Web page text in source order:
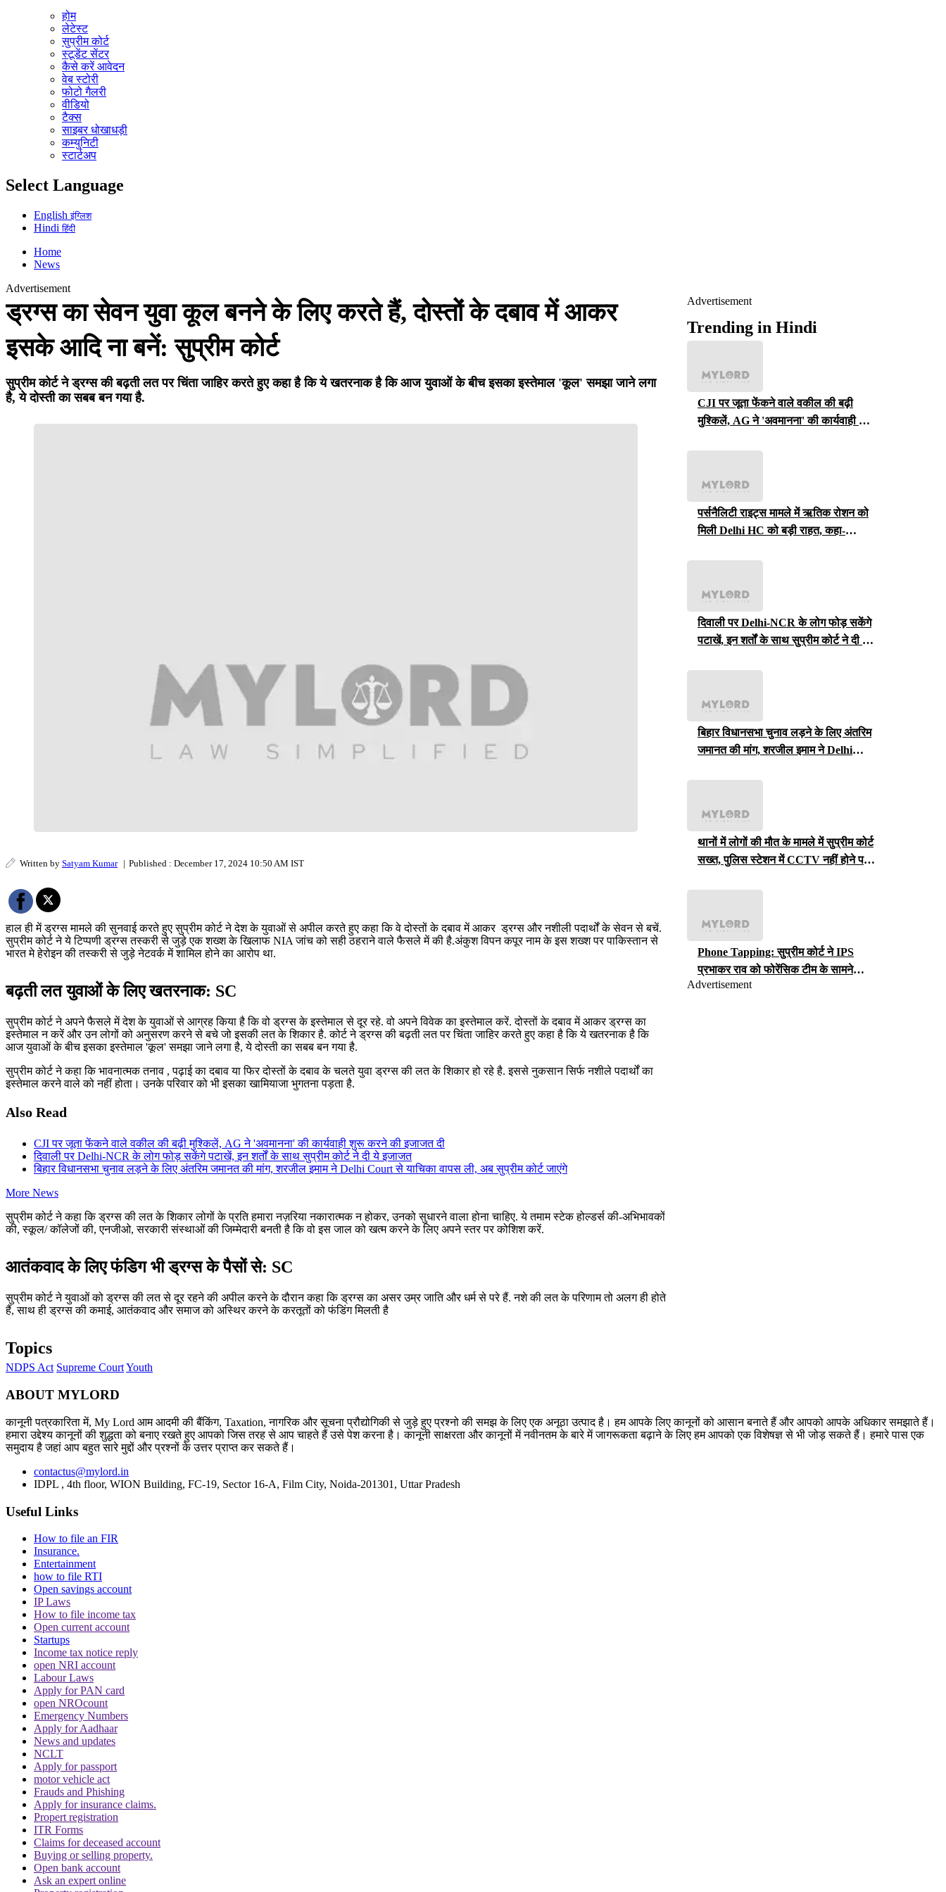
होम
लेटेस्ट
सुप्रीम कोर्ट
स्टूडेंट सेंटर
कैसे करें आवेदन
वेब स्टोरी
फोटो गैलरी
वीडियो
टैक्स
साइबर धोखाधड़ी
कम्युनिटी
स्टार्टअप
Select Language
Englishइंग्लिश
Hindiहिंदी
Home
News
Advertisement
ड्रग्स का सेवन युवा कूल बनने के लिए करते हैं, दोस्तों के दबाव में आकर
इसके आदि ना बनें: सुप्रीम कोर्ट
सुप्रीम कोर्ट ने ड्रग्स की बढ़ती लत पर चिंता जाहिर करते हुए कहा है कि ये खतरनाक है कि आज युवाओं के बीच इसका इस्तेमाल 'कूल' समझा जाने लगा
है, ये दोस्ती का सबब बन गया है.
Written by Satyam Kumar | Published : December 17, 2024 10:50 AM IST
हाल ही में ड्रग्स मामले की सुनवाई करते हुए सुप्रीम कोर्ट ने देश के युवाओं से अपील करते हुए कहा कि वे दोस्तों के दबाव में आकर ड्रग्स और नशीली पदार्थों के सेवन से बचें.
सुप्रीम कोर्ट ने ये टिप्पणी ड्रग्स तस्करी से जुड़े एक शख्श के खिलाफ NIA जांच को सही ठहराने वाले फैसले में की है.अंकुश विपन कपूर नाम के इस शख्श पर पाकिस्तान से
भारत मे हेरोइन की तस्करी से जुड़े नेटवर्क में शामिल होने का आरोप था.
बढ़ती लत युवाओं के लिए खतरनाक: SC
सुप्रीम कोर्ट ने अपने फैसले में देश के युवाओं से आग्रह किया है कि वो ड्रग्स के इस्तेमाल से दूर रहे. वो अपने विवेक का इस्तेमाल करें. दोस्तों के दबाव में आकर ड्रग्स का
इस्तेमाल न करें और उन लोगों को अनुसरण करने से बचे जो इसकी लत के शिकार है. कोर्ट ने ड्रग्स की बढ़ती लत पर चिंता जाहिर करते हुए कहा है कि ये खतरनाक है कि
आज युवाओं के बीच इसका इस्तेमाल 'कूल' समझा जाने लगा है, ये दोस्ती का सबब बन गया है.
सुप्रीम कोर्ट ने कहा कि भावनात्मक तनाव , पढ़ाई का दबाव या फिर दोस्तों के दबाव के चलते युवा ड्रग्स की लत के शिकार हो रहे है. इससे नुकसान सिर्फ नशीले पदार्थों का
इस्तेमाल करने वाले को नहीं होता। उनके परिवार को भी इसका खामियाजा भुगतना पड़ता है.
Also Read
CJI पर जूता फेंकने वाले वकील की बढ़ी मुश्किलें, AG ने 'अवमानना' की कार्यवाही शुरू करने की इजाजत दी
दिवाली पर Delhi-NCR के लोग फोड़ सकेंगे पटाखें, इन शर्तों के साथ सुप्रीम कोर्ट ने दी ये इजाजत
बिहार विधानसभा चुनाव लड़ने के लिए अंतरिम जमानत की मांग, शरजील इमाम ने Delhi Court से याचिका वापस ली, अब सुप्रीम कोर्ट जाएंगे
More News
सुप्रीम कोर्ट ने कहा कि ड्रग्स की लत के शिकार लोगों के प्रति हमारा नज़रिया नकारात्मक न होकर, उनको सुधारने वाला होना चाहिए. ये तमाम स्टेक होल्डर्स की-अभिभावकों
की, स्कूल/ कॉलेजों की, एनजीओ, सरकारी संस्थाओं की जिम्मेदारी बनती है कि वो इस जाल को खत्म करने के लिए अपने स्तर पर कोशिश करें.
आतंकवाद के लिए फंडिग भी ड्रग्स के पैसों से: SC
सुप्रीम कोर्ट ने युवाओं को ड्रग्स की लत से दूर रहने की अपील करने के दौरान कहा कि ड्रग्स का असर उम्र जाति और धर्म से परे हैं. नशे की लत के परिणाम तो अलग ही होते
हैं, साथ ही ड्रग्स की कमाई, आतंकवाद और समाज को अस्थिर करने के करतूतों को फंडिंग मिलती है
Topics
NDPS Act Supreme CourtYouth
Advertisement
Trending in Hindi
CJI पर जूता फेंकने वाले वकील की बढ़ी
मुश्किलें, AG ने 'अवमानना' की कार्यवाही शुरू
पर्सनैलिटी राइट्स मामले में ऋतिक रोशन को
मिली Delhi HC को बड़ी राहत, कहा-
दिवाली पर Delhi-NCR के लोग फोड़ सकेंगे
पटाखें, इन शर्तों के साथ सुप्रीम कोर्ट ने दी ये
बिहार विधानसभा चुनाव लड़ने के लिए अंतरिम
जमानत की मांग, शरजील इमाम ने Delhi
थानों में लोगों की मौत के मामले में सुप्रीम कोर्ट
सख्त, पुलिस स्टेशन में CCTV नहीं होने पर
Phone Tapping: सुप्रीम कोर्ट ने IPS
प्रभाकर राव को फोरेंसिक टीम के सामने
iCloud पासवर्ड सौंपने का आदेश, जानें क्या
Advertisement
ABOUT MYLORD
कानूनी पत्रकारिता में, My Lord आम आदमी की बैंकिंग, Taxation, नागरिक और सूचना प्रौद्योगिकी से जुड़े हुए प्रश्नो की समझ के लिए एक अनूठा उत्पाद है। हम आपके लिए कानूनों को आसान बनाते हैं और आपको आपके अधिकार समझाते हैं।
हमारा उद्देश्य कानूनों की शुद्धता को बनाए रखते हुए आपको जिस तरह से आप चाहते हैं उसे पेश करना है। कानूनी साक्षरता और कानूनों में नवीनतम के बारे में जागरूकता बढ़ाने के लिए हम आपको एक विशेषज्ञ से भी जोड़ सकते हैं। हमारे पास एक
समुदाय है जहां आप बहुत सारे मुद्दों और प्रश्नों के उत्तर प्राप्त कर सकते हैं।
contactus@mylord.in
IDPL , 4th floor, WION Building, FC-19, Sector 16-A, Film City, Noida-201301, Uttar Pradesh
Useful Links
How to file an FIR
Insurance.
Entertainment
how to file RTI
Open savings account
IP Laws
How to file income tax
Open current account
Startups
Income tax notice reply
open NRI account
Labour Laws
Apply for PAN card
open NROcount
Emergency Numbers
Apply for Aadhaar
News and updates
NCLT
Apply for passport
motor vehicle act
Frauds and Phishing
Apply for insurance claims.
Propert registration
ITR Forms
Claims for deceased account
Buying or selling property.
Open bank account
Ask an expert online